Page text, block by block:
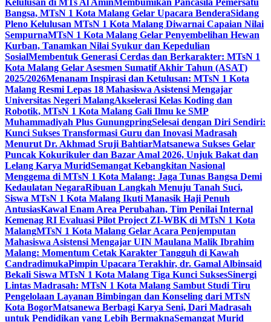
Kelulusan di MTs Al Amin Membumikan Pancasila Pemersatu
Bangsa, MTsN 1 Kota Malang Gelar Upacara BenderaSidang
Pleno Kelulusan MTsN 1 Kota Malang Diwarnai Capaian Nilai
SempurnaMTsN 1 Kota Malang Gelar Penyembelihan Hewan
Kurban, Tanamkan Nilai Syukur dan Kepedulian
SosialMembentuk Generasi Cerdas dan Berkarakter: MTsN 1
Kota Malang Gelar Asesmen Sumatif Akhir Tahun (ASAT)
2025/2026Menanam Inspirasi dan Ketulusan: MTsN 1 Kota
Malang Resmi Lepas 18 Mahasiswa Asistensi Mengajar
Universitas Negeri MalangAkselerasi Kelas Koding dan
Robotik, MTsN 1 Kota Malang Gali Ilmu ke SMP
Muhammadiyah Plus GunungpringSelesai dengan Diri Sendiri:
Kunci Sukses Transformasi Guru dan Inovasi Madrasah
Menurut Dr. Akhmad Sruji BahtiarMatsanewa Sukses Gelar
Puncak Kokurikuler dan Bazar Amal 2026, Unjuk Bakat dan
Lelang Karya MuridSemangat Kebangkitan Nasional
Menggema di MTsN 1 Kota Malang: Jaga Tunas Bangsa Demi
Kedaulatan NegaraRibuan Langkah Menuju Tanah Suci,
Siswa MTsN 1 Kota Malang Ikuti Manasik Haji Penuh
AntusiasKawal Enam Area Perubahan, Tim Penilai Internal
Kemenag RI Evaluasi Pilot Project ZI-WBK di MTsN 1 Kota
MalangMTsN 1 Kota Malang Gelar Acara Penjemputan
Mahasiswa Asistensi Mengajar UIN Maulana Malik Ibrahim
Malang: Momentum Cetak Karakter Tangguh di Kawah
CandradimukaPimpin Upacara Terakhir, dr. Gamal Albinsaid
Bekali Siswa MTsN 1 Kota Malang Tiga Kunci SuksesSinergi
Lintas Madrasah: MTsN 1 Kota Malang Sambut Studi Tiru
Pengelolaan Layanan Bimbingan dan Konseling dari MTsN
Kota BogorMatsanewa Berbagi Karya Seni, Dari Madrasah
untuk Pendidikan yang Lebih BermaknaSemangat Murid